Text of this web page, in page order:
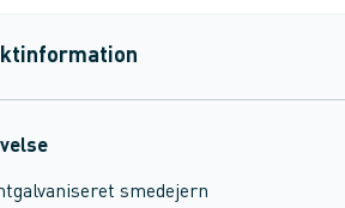
smedejern